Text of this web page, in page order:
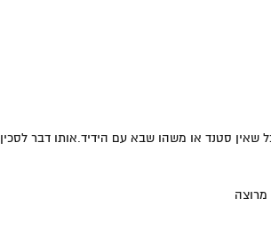
שאין סטנד או משהו שבא עם הידיד.אותו דבר לסכין
מרוצה